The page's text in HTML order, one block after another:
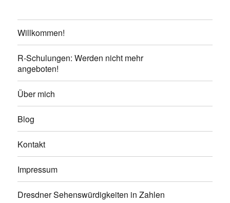
Willkommen!
R-Schulungen: Werden nicht mehr
angeboten!
Über mich
Blog
Kontakt
Impressum
Dresdner Sehenswürdigkeiten in Zahlen